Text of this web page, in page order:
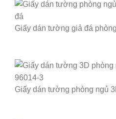
Giấy dán tường giả đá
Giấy dán tường phòng ngủ